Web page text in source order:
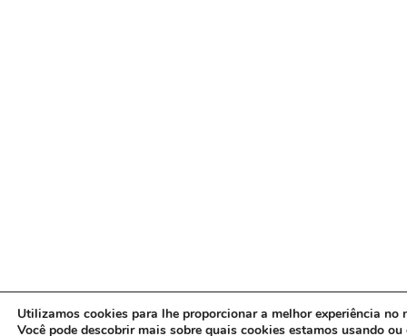
Utilizamos cookies para lhe proporcionar a melhor experiência no
Você pode descobrir mais sobre quais cookies estamos usando